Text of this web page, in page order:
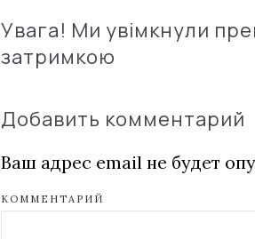
Увага! Ми увімкнули
затримкою
Добавить комментарий
Ваш адрес email не будет
КОММЕНТАРИЙ